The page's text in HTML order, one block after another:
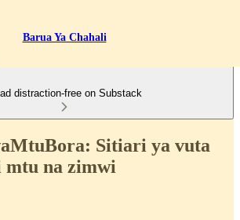
Barua Ya Chahali
distraction-free on Substack
Sitiari ya vuta
na zimwi